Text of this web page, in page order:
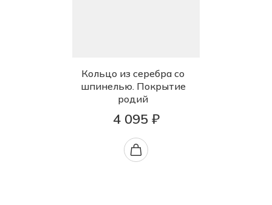
Кольцо из серебра со
шпинелью. Покрытие
родий
4 095 ₽